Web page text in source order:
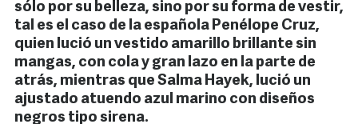
sólo por su belleza, sino por su forma de vestir,
tal es el caso de la española Penélope Cruz,
quien lució un vestido amarillo brillante sin
mangas, con cola y gran lazo en la parte de
atrás, mientras que Salma Hayek, lució un
ajustado atuendo azul marino con diseños
negros tipo sirena.